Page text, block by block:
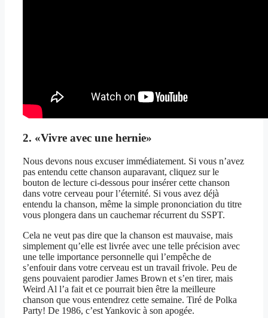
2. «Vivre avec une hernie»
Nous devons nous excuser immédiatement. Si vous n’avez
pas entendu cette chanson auparavant, cliquez sur le
bouton de lecture ci-dessous pour insérer cette chanson
dans votre cerveau pour l’éternité. Si vous avez déjà
entendu la chanson, même la simple prononciation du titre
vous plongera dans un cauchemar récurrent du SSPT.
Cela ne veut pas dire que la chanson est mauvaise, mais
simplement qu’elle est livrée avec une telle précision avec
une telle importance personnelle qui l’empêche de
s’enfouir dans votre cerveau est un travail frivole. Peu de
gens pouvaient parodier James Brown et s’en tirer, mais
Weird Al l’a fait et ce pourrait bien être la meilleure
chanson que vous entendrez cette semaine. Tiré de Polka
Party! De 1986, c’est Yankovic à son apogée.